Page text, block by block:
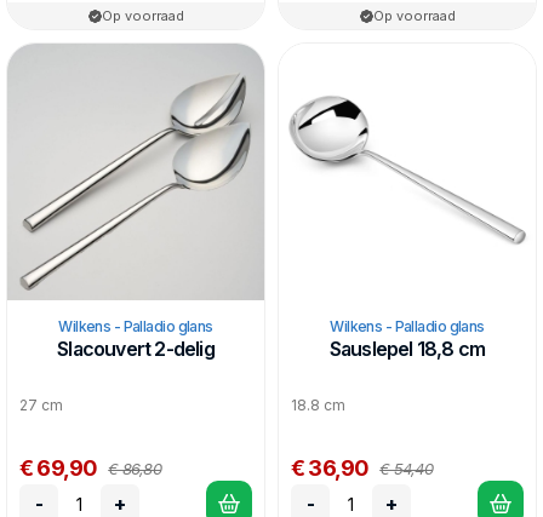
Op voorraad Op voorraad
Wilkens - Palladio glans
Slacouvert 2-delig
27 cm
€ 69,90 € 86,80
- +
Wilkens - Palladio glans
Sauslepel 18,8 cm
18.8 cm
€ 36,90 € 54,40
- +